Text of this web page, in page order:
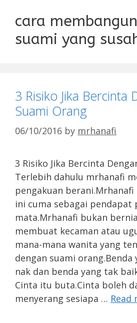
cara
suami yang
3 Risiko Jika Bercinta
Suami Orang
06/10/2016 by mrhanafi
3 Risiko Jika Bercinta
Terlebih dahulu mrhanafi
pengakuan
ini cuma sebagai pendapat
mata.Mrhanafi bukan
membuat kecaman atau
mana-mana wanita yang
dengan suami
nak dan benda yang tak
Cinta itu buta.Cinta boleh
menyerang sesiapa … Read